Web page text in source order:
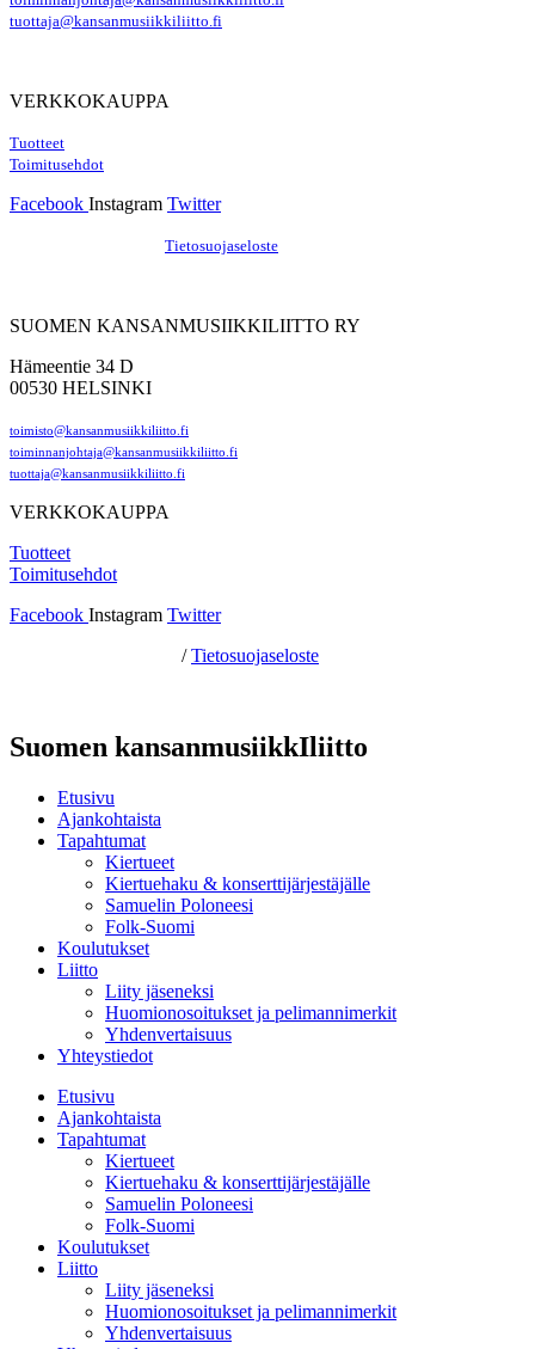
tuottaja@kansanmusiikkiliitto.fi
VERKKOKAUPPA
Tuotteet
Toimitusehdot
Facebook Instagram Twitter
Tietosuojaseloste
SUOMEN KANSANMUSIIKKILIITTO RY
Hämeentie 34 D
00530 HELSINKI
toimisto@kansanmusiikkiliitto.fi
toiminnanjohtaja@kansanmusiikkiliitto.fi
tuottaja@kansanmusiikkiliitto.fi
VERKKOKAUPPA
Tuotteet
Toimitusehdot
Facebook Instagram Twitter
/Tietosuojaseloste
Suomen kansanmusiikkIliitto
Etusivu
Ajankohtaista
Tapahtumat
Kiertueet
Kiertuehaku & konserttijärjestäjälle
Samuelin Poloneesi
Folk-Suomi
Koulutukset
Liitto
Liity jäseneksi
Huomionosoitukset ja pelimannimerkit
Yhdenvertaisuus
Yhteystiedot
Etusivu
Ajankohtaista
Tapahtumat
Kiertueet
Kiertuehaku & konserttijärjestäjälle
Samuelin Poloneesi
Folk-Suomi
Koulutukset
Liitto
Liity jäseneksi
Huomionosoitukset ja pelimannimerkit
Yhdenvertaisuus